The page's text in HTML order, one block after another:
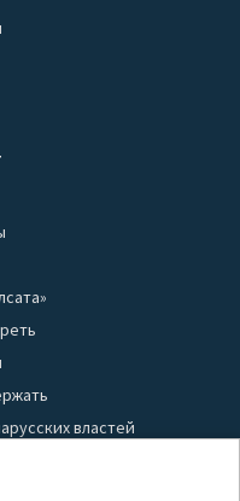
властей
материалов